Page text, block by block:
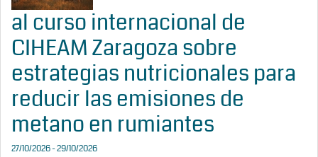
al curso internacional de
CIHEAM Zaragoza sobre
estrategias nutricionales para
reducir las emisiones de
metano en rumiantes
27/10/2026 - 29/10/2026